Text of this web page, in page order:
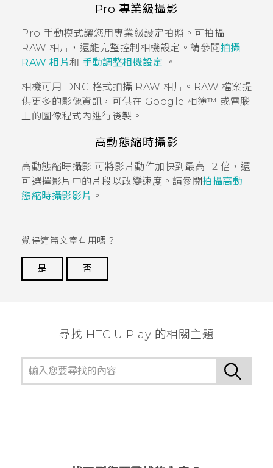
Pro 專業級攝影
Pro 手動模式讓您用專業級設定拍照。可拍攝
RAW 相片，還能完整控制相機設定。請參閱拍攝
RAW 相片和 手動調整相機設定 。
相機可用 DNG 格式拍攝 RAW 相片。 RAW 檔案提
供更多的影像資訊，可供在 Google 相簿™ 或電腦
上的圖像程式內進行後製。
高動態縮時攝影
高動態縮時攝影 可將影片動作加快到最高 12 倍，還
可選擇影片中的片段以改變速度。請參閱拍攝高動
態縮時攝影影片 。
覺得這篇文章有用嗎？
是
否
尋找 HTC U Play 的相關主題